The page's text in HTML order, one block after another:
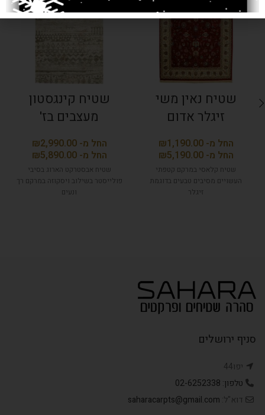
שטיח נאין משי
זיגלר אדום
₪
₪
שטיח קלאסי במרקם קטפתי
העשויים מסיבים טבעים בדוגמת
זיגלר
שטיח קינגסטון
מעצבים בז'
₪
₪
שטיח אבסטרקט הארוג בסיבי
פולייסטר בשילוב ויסקוזה במרקם רך
ונעים
סניף ירושלים
יפו44
טלפון: 02-6252338
דוא"ל: saharacarpts@gmail.com